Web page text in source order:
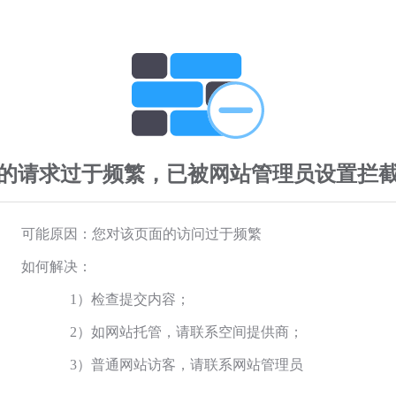
请求过于频繁，已被网站管理员设置拦
可能原因：您对该页面的访问过于频繁
如何解决：
1）检查提交内容；
2）如网站托管，请联系空间提供商；
3）普通网站访客，请联系网站管理员